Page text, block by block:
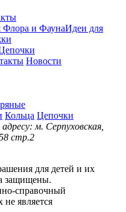
Флора и ФаунаИдеи для
Новости
Кольца Цепочки
м. Серпуховская,
стр.2
для детей и их
защищены.
справочный
не является